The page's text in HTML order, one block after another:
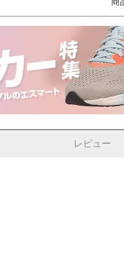
レビュー